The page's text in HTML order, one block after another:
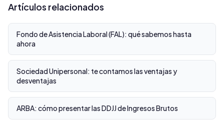
Artículos relacionados
Fondo de Asistencia Laboral (FAL): qué sabemos hasta
ahora
Sociedad Unipersonal: te contamos las ventajas y
desventajas
ARBA: cómo presentar las DDJJ de Ingresos Brutos